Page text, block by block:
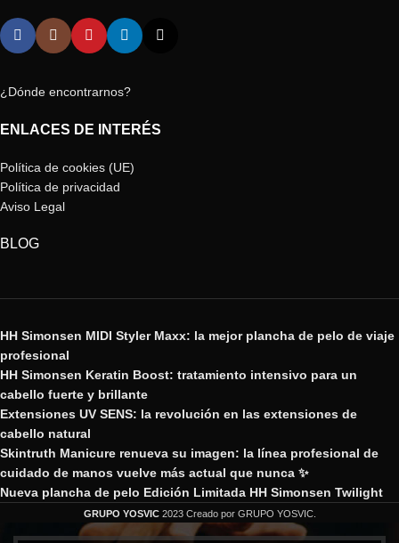
¿Dónde encontrarnos?
ENLACES DE INTERÉS
Política de cookies (UE)
Política de privacidad
Aviso Legal
BLOG
HH Simonsen MIDI Styler Maxx: la mejor plancha de pelo de viaje
profesional
HH Simonsen Keratin Boost: tratamiento intensivo para un
cabello fuerte y brillante
Extensiones UV SENS: la revolución en las extensiones de
cabello natural
Skintruth Manicure renueva su imagen: la línea profesional de
cuidado de manos vuelve más actual que nunca ✨
Nueva plancha de pelo Edición Limitada HH Simonsen Twilight
GRUPO YOSVIC 2023 Creado por GRUPO YOSVIC.